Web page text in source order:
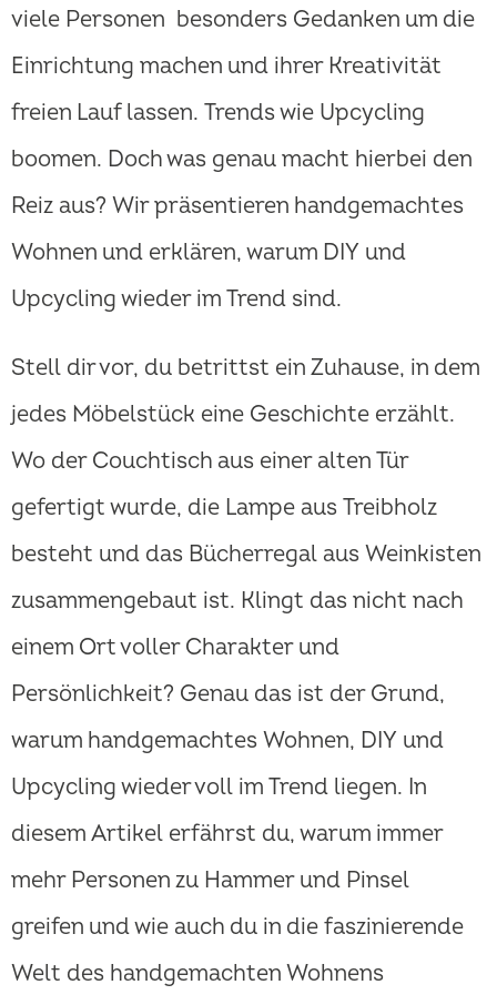
viele Personen besonders Gedanken um die
Einrichtung machen und ihrer Kreativität
freien Lauf lassen. Trends wie Upcycling
boomen. Doch was genau macht hierbei den
Reiz aus? Wir präsentieren handgemachtes
Wohnen und erklären, warum DIY und
Upcycling wieder im Trend sind.
Stell dir vor, du betrittst ein Zuhause, in dem
jedes Möbelstück eine Geschichte erzählt.
Wo der Couchtisch aus einer alten Tür
gefertigt wurde, die Lampe aus Treibholz
besteht und das Bücherregal aus Weinkisten
zusammengebaut ist. Klingt das nicht nach
einem Ort voller Charakter und
Persönlichkeit? Genau das ist der Grund,
warum handgemachtes Wohnen, DIY und
Upcycling wieder voll im Trend liegen. In
diesem Artikel erfährst du, warum immer
mehr Personen zu Hammer und Pinsel
greifen und wie auch du in die faszinierende
Welt des handgemachten Wohnens